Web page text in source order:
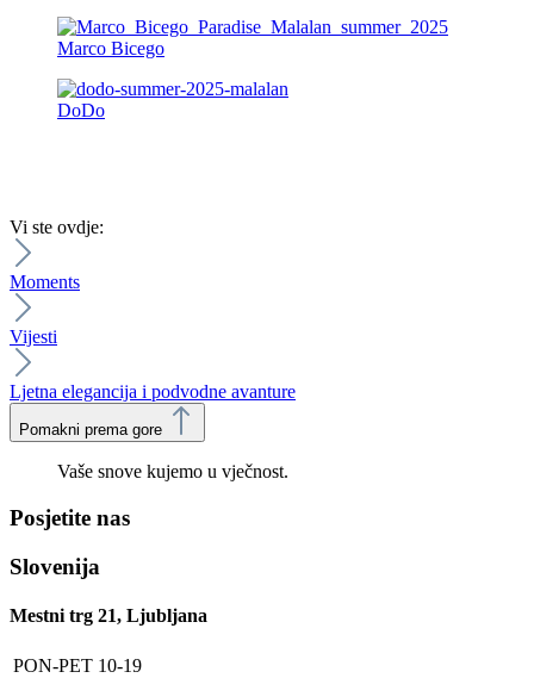
Marco Bicego
DoDo
Vi ste ovdje:
Moments
Vijesti
Ljetna elegancija i podvodne avanture
Pomakni prema gore
Vaše snove kujemo u vječnost.
Posjetite nas
Slovenija
Mestni trg 21, Ljubljana
PON-PET 10-19